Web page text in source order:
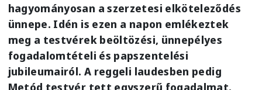
hagyományosan a szerzetesi elköteleződés
ünnepe. Idén is ezen a napon emlékeztek
meg a testvérek beöltözési, ünnepélyes
fogadalomtételi és papszentelési
jubileumairól. A reggeli laudesben pedig
Metód testvér tett egyszerű fogadalmat.